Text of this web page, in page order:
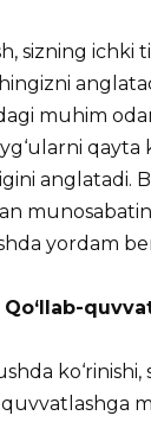
sizning ichki
muhim
qayta
anglatadi.
yordam
quvvatlashga